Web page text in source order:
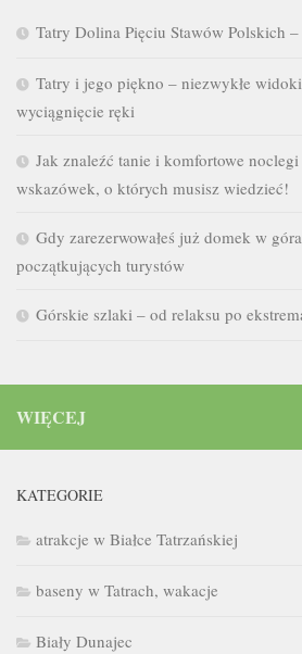
Tatry Dolina Pięciu Stawów Polskich
Tatry i jego piękno – niezwykłe
wyciągnięcie ręki
Jak znaleźć tanie i komfortowe
wskazówek, o których musisz wiedzieć!
Gdy zarezerwowałeś już domek w
początkujących turystów
Górskie szlaki – od relaksu po
WIĘCEJ
KATEGORIE
atrakcje w Białce Tatrzańskiej
baseny w Tatrach, wakacje
Biały Dunajec